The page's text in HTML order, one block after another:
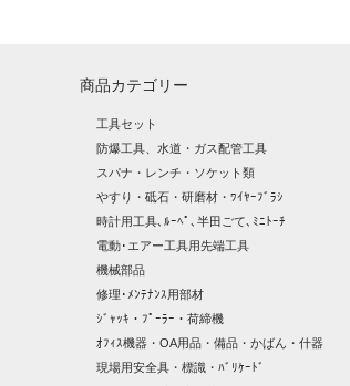
商品カテゴリー
工具セット
防爆工具、水道・ガス配管工具
スパナ・レンチ・ソケット類
やすり・砥石・研磨材・ﾜｲﾔｰﾌﾞﾗｼ
時計用工具､ﾙｰﾍﾟ､半田ごて､ﾐﾆﾄｰﾁ
電動･エアー工具用先端工具
機械部品
修理･ﾒﾝﾃﾅﾝｽ用部材
ｼﾞｬｯｷ・ﾌﾟｰﾗｰ・荷締機
ｵﾌｨｽ機器・OA用品・備品・かばん・什器
現場用安全具・標識・ﾊﾞﾘｹｰﾄﾞ